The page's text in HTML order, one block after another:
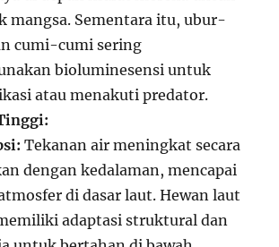
mangsa. Sementara itu, ubur-
cumi-cumi sering
bioluminesensi untuk
atau menakuti predator.
Tekanan air meningkat secara
dengan kedalaman, mencapai
di dasar laut. Hewan laut
adaptasi struktural dan